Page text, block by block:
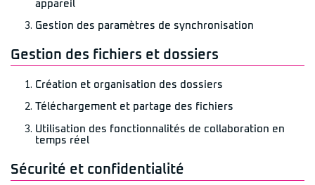
appareil
Gestion des paramètres de synchronisation
Gestion des fichiers et dossiers
Création et organisation des dossiers
Téléchargement et partage des fichiers
Utilisation des fonctionnalités de collaboration en
temps réel
Sécurité et confidentialité